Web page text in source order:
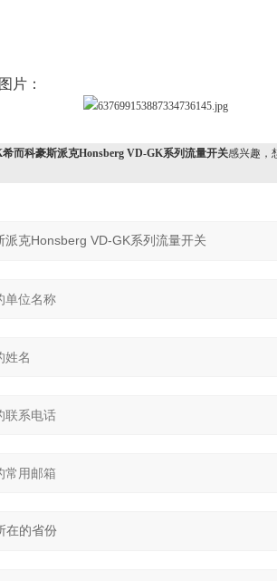
片 ：
而科豪斯派克Honsberg VD-GK系列流量开关感兴趣，